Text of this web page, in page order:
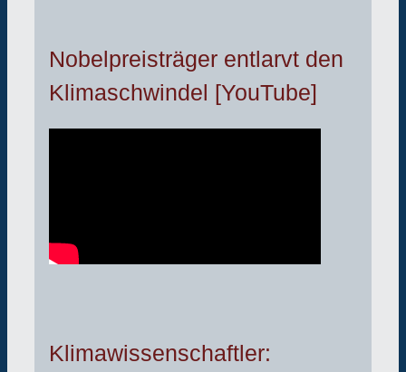
Nobelpreisträger entlarvt den
Klimaschwindel [YouTube]
Klimawissenschaftler: